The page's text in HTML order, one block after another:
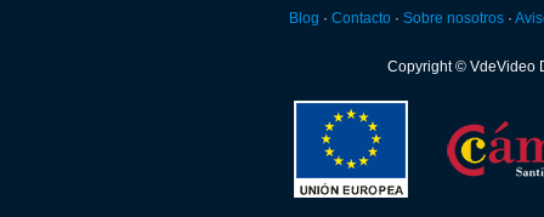
Blog · Contacto· Sobre nosotros·
Copyright © VdeVideo